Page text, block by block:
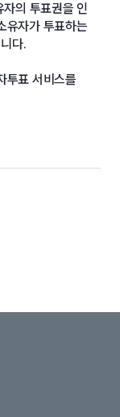
의 투표권을 인
유자가 투표하는
다.
투표 서비스를